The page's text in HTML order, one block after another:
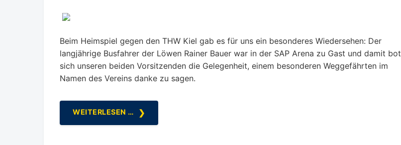
Beim Heimspiel gegen den THW Kiel gab es für uns ein besonderes Wiedersehen: Der
langjährige Busfahrer der Löwen Rainer Bauer war in der SAP Arena zu Gast und damit bot
sich unseren beiden Vorsitzenden die Gelegenheit, einem besonderen Weggefährten im
Namen des Vereins danke zu sagen.
WEITERLESEN …